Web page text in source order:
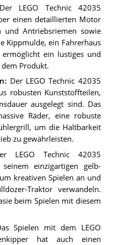
Der LEGO Technic 42035
einen detaillierten Motor
und Antriebsriemen sowie
Kippmulde, ein Fahrerhaus
ein lustiges und
Produkt.
: Der LEGO Technic 42035
robusten Kunststoffteilen,
ausgelegt sind. Das
Räder, eine robuste
um die Haltbarkeit
zu gewährleisten.
LEGO Technic 42035
einzigartigen gelb-
kreativen Spielen an und
Traktor verwandeln.
beim Spielen mit diesem
Spielen mit dem LEGO
hat auch einen